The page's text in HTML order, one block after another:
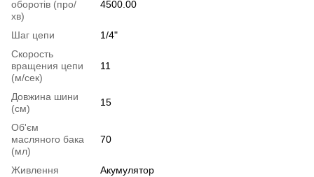
оборотів (про/
хв)
4500.00
Шаг цепи
1/4"
Скорость
вращения цепи
(м/сек)
11
Довжина шини
(см)
15
Об'єм
масляного бака
(мл)
70
Живлення
Акумулятор